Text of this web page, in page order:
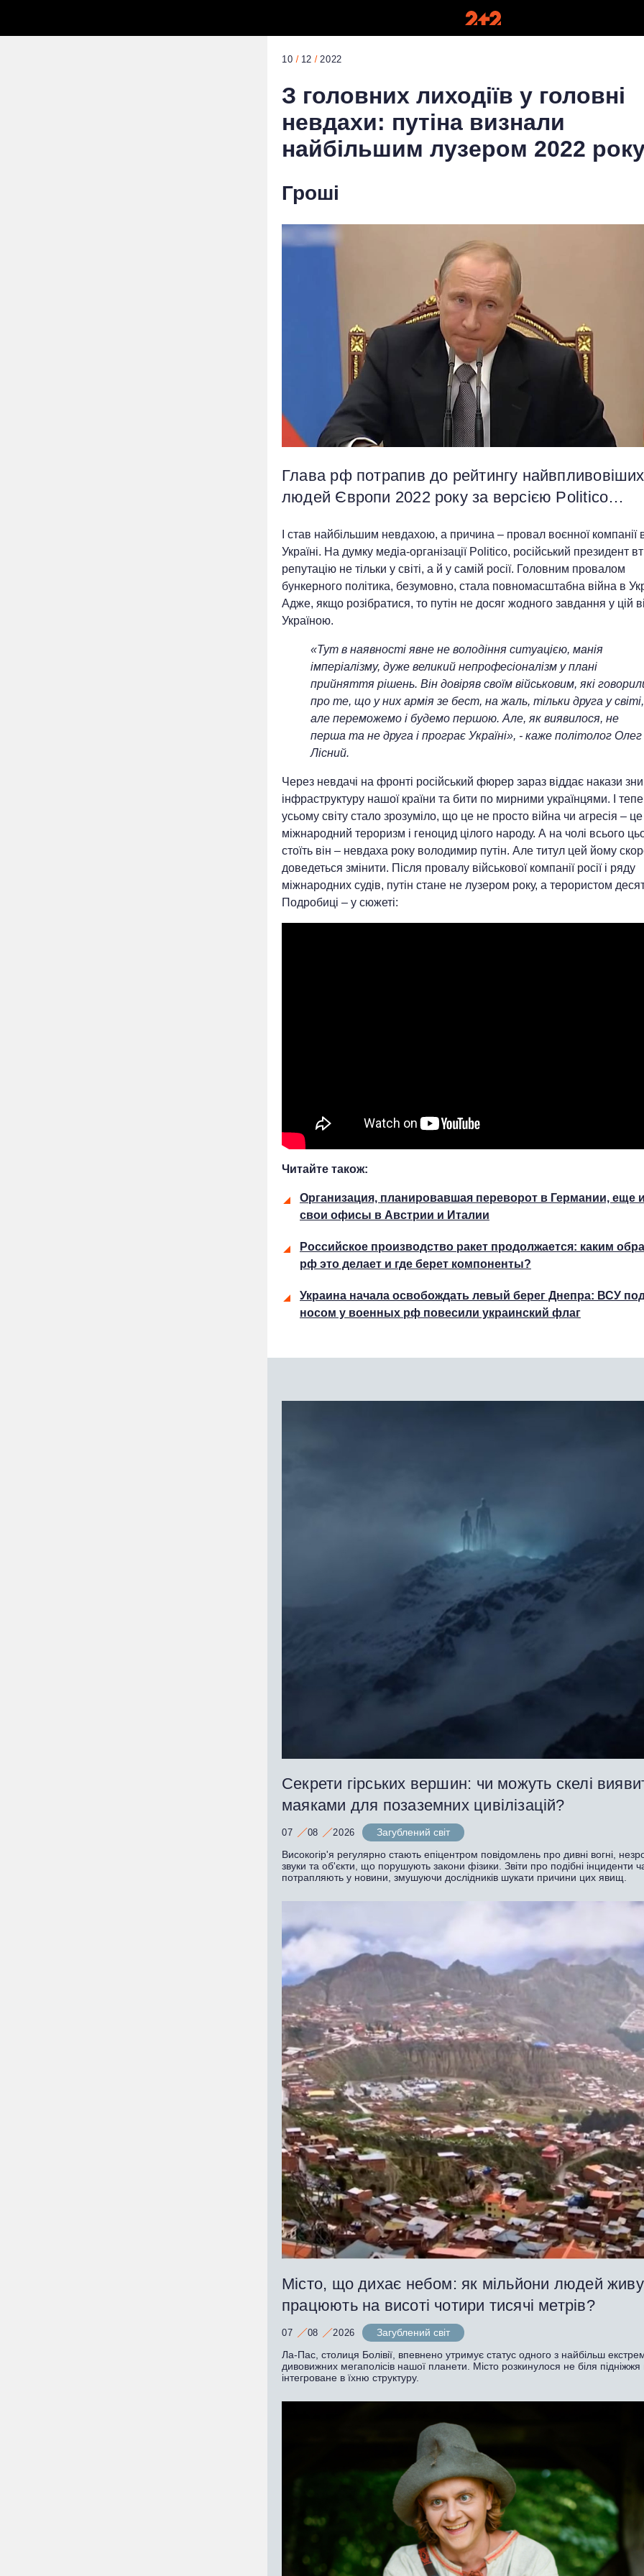
10 12 2022
З головних лиходіїв у головні
невдахи: путіна визнали
найбільшим лузером 2022
Гроші
Глава рф потрапив до рейтингу найвпливовіших
людей Європи 2022 року за версією Politico…
І став найбільшим невдахою, а причина – провал воєнної компанії
Україні. На думку медіа-організації Politico, російський президент
репутацію не тільки у світі, а й у самій росії. Головним провалом
бункерного політика, безумовно, стала повномасштабна війна в
Адже, якщо розібратися, то путін не досяг жодного завдання у цій
Україною.
«Тут в наявності явне не володіння ситуацією, манія
імперіалізму, дуже великий непрофесіоналізм у плані
прийняття рішень. Він довіряв своїм військовим, які
про те, що у них армія зе бест, на жаль, тільки друга у світі,
але переможемо і будемо першою. Але, як виявилося, не
перша та не друга і програє Україні», - каже політолог Олег
Лісний.
Через невдачі на фронті російський фюрер зараз віддає накази
інфраструктуру нашої країни та бити по мирними українцями. І
усьому світу стало зрозуміло, що це не просто війна чи агресія – це
міжнародний тероризм і геноцид цілого народу. А на чолі всього
стоїть він – невдаха року володимир путін. Але титул цей йому
доведеться змінити. Після провалу військової компанії росії і ряду
міжнародних судів, путін стане не лузером року, а терористом
Подробиці – у сюжеті:
Читайте також:
Организация, планировавшая переворот в Германии, еще
свои офисы в Австрии и Италии
Российское производство ракет продолжается: каким
рф это делает и где берет компоненты?
Украина начала освобождать левый берег Днепра: ВСУ
носом у военных рф повесили украинский флаг
Секрети гірських вершин: чи можуть скелі
маяками для позаземних цивілізацій?
07 08 2026
Загублений світ
Високогір'я регулярно стають епіцентром повідомлень про дивні вогні,
звуки та об'єкти, що порушують закони фізики. Звіти про подібні інциденти
потрапляють у новини, змушуючи дослідників шукати причини цих явищ.
Місто, що дихає небом: як мільйони людей
працюють на висоті чотири тисячі метрів?
07 08 2026
Загублений світ
Ла-Пас, столиця Болівії, впевнено утримує статус одного з найбільш
дивовижних мегаполісів нашої планети. Місто розкинулося не біля підніжжя
інтегроване в їхню структуру.